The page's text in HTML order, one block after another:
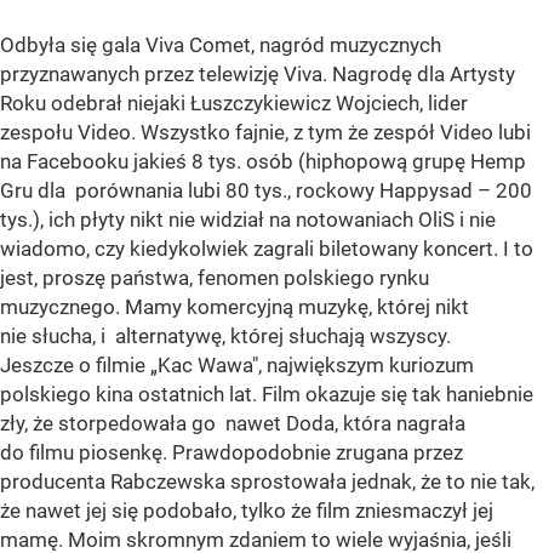
Odbyła się gala Viva Comet, nagród muzycznych
przyznawanych przez telewizję Viva. Nagrodę dla Artysty
Roku odebrał niejaki Łuszczykiewicz Wojciech, lider
zespołu Video. Wszystko fajnie, z tym że zespół Video lubi
na Facebooku jakieś 8 tys. osób (hiphopową grupę Hemp
Gru dla porównania lubi 80 tys., rockowy Happysad – 200
tys.), ich płyty nikt nie widział na notowaniach OliS i nie
wiadomo, czy kiedykolwiek zagrali biletowany koncert. I to
jest, proszę państwa, fenomen polskiego rynku
muzycznego. Mamy komercyjną muzykę, której nikt
nie słucha, i alternatywę, której słuchają wszyscy.
Jeszcze o filmie „Kac Wawa", największym kuriozum
polskiego kina ostatnich lat. Film okazuje się tak haniebnie
zły, że storpedowała go nawet Doda, która nagrała
do filmu piosenkę. Prawdopodobnie zrugana przez
producenta Rabczewska sprostowała jednak, że to nie tak,
że nawet jej się podobało, tylko że film zniesmaczył jej
mamę. Moim skromnym zdaniem to wiele wyjaśnia, jeśli